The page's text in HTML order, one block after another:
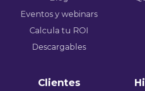
Eventos y webinars
Calcula tu ROI
Descargables
Clientes